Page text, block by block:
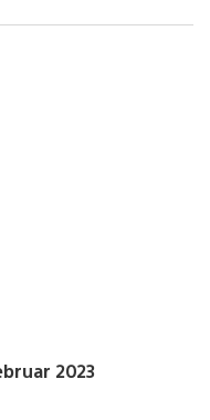
2023